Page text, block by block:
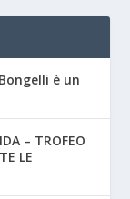
è un
– TROFEO
LE